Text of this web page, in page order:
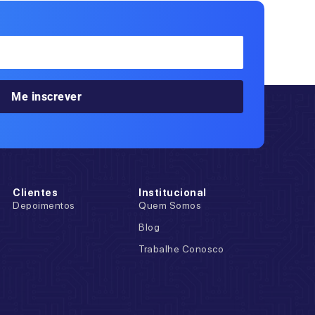
Me inscrever
Clientes
Depoimentos
Institucional
Quem Somos
Blog
Trabalhe Conosco